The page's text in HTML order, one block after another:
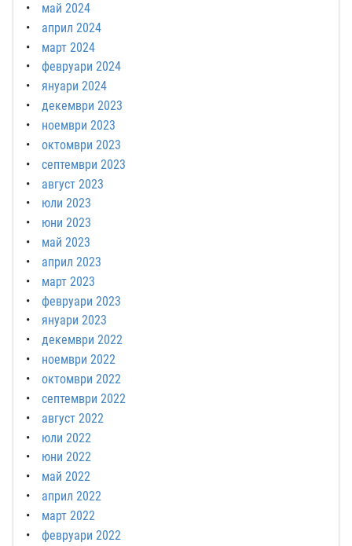
май 2024
април 2024
март 2024
февруари 2024
януари 2024
декември 2023
ноември 2023
октомври 2023
септември 2023
август 2023
юли 2023
юни 2023
май 2023
април 2023
март 2023
февруари 2023
януари 2023
декември 2022
ноември 2022
октомври 2022
септември 2022
август 2022
юли 2022
юни 2022
май 2022
април 2022
март 2022
февруари 2022